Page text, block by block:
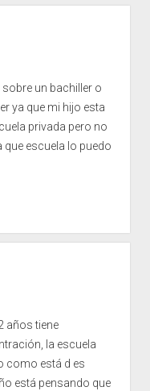
un bachiller o
ya que mi hijo esta
privada pero no
escuela lo puedo
años tiene
la escuela
como está d es
está pensando que